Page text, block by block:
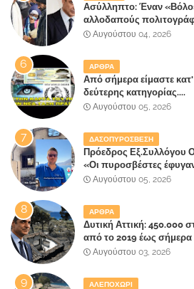
Ασύλληπτο: Έναν
αλλοδαπούς
κυβέρνηση!
Αυγούστου 04, 2026
ΑΡΘΡΑ
Από σήμερα είμαστε
δεύτερης κατηγορίας....
Αυγούστου 05, 2026
ΔΑΣΟΠΥΡΟΣΒΕΣΗ
Πρόεδρος Εξ.Συλλόγου
«Οι πυροσβέστες
κατοίκους»
Αυγούστου 05, 2026
ΑΡΘΡΑ
Δυτική Αττική: 450.000
από το 2019 έως
έλαβε 40% και 45% στις
Αυγούστου 03, 2026
ΑΛΕΠΟΧΩΡΙ